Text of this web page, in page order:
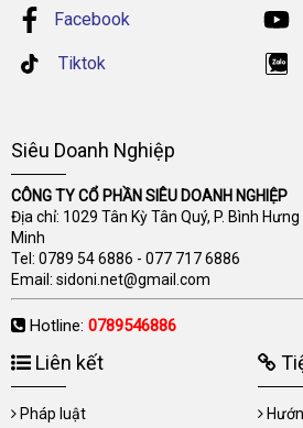
Facebook
Tiktok
Siêu Doanh Nghiệp
CÔNG TY CỔ PHẦN SIÊU DOANH NGHIỆP
Địa chỉ: 1029 Tân Kỳ Tân Quý, P. Bình
Minh
Tel: 0789 54 6886 - 077 717 6886
Email: sidoni.net@gmail.com
Hotline: 0789546886
Liên kết
Pháp luật